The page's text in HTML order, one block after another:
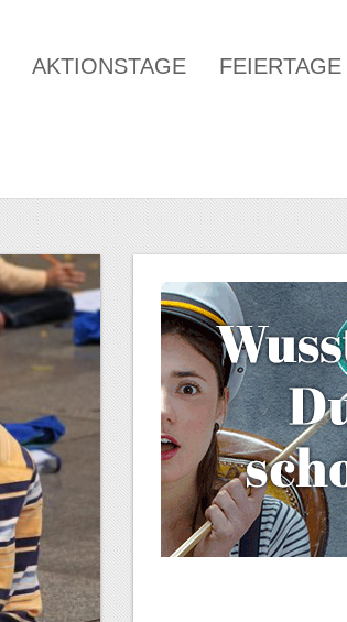
AKTIONSTAGE FEIERTAGE